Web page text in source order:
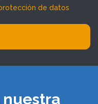
de datos